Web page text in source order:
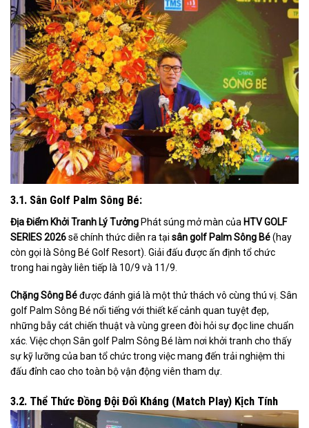
3.1. Sân Golf Palm Sông Bé:
Địa Điểm Khởi Tranh Lý Tưởng Phát súng mở màn của HTV GOLF
SERIES 2026sẽ chính thức diễn ra tại sân golf Palm Sông Bé(hay
còn gọi là Sông Bé Golf Resort). Giải đấu được ấn định tổ chức
trong hai ngày liên tiếp là 10/9 và 11/9.
Chặng Sông Béđược đánh giá là một thử thách vô cùng thú vị. Sân
golf Palm Sông Bé nổi tiếng với thiết kế cảnh quan tuyệt đẹp,
những bẫy cát chiến thuật và vùng green đòi hỏi sự đọc line chuẩn
xác. Việc chọn Sân golf Palm Sông Bé làm nơi khởi tranh cho thấy
sự kỹ lưỡng của ban tổ chức trong việc mang đến trải nghiệm thi
đấu đỉnh cao cho toàn bộ vận động viên tham dự.
3.2. Thể Thức Đồng Đội Đối Kháng (Match Play) Kịch Tính